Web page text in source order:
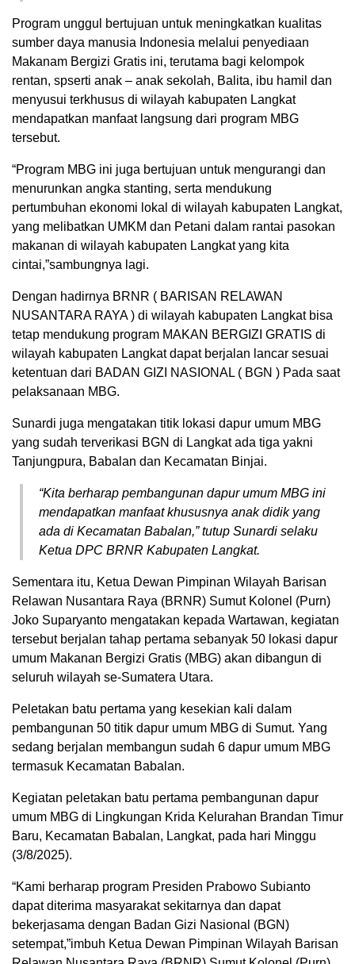
Program unggul bertujuan untuk meningkatkan kualitas
sumber daya manusia Indonesia melalui penyediaan
Makanam Bergizi Gratis ini, terutama bagi kelompok
rentan, spserti anak – anak sekolah, Balita, ibu hamil dan
menyusui terkhusus di wilayah kabupaten Langkat
mendapatkan manfaat langsung dari program MBG
tersebut.
“Program MBG ini juga bertujuan untuk mengurangi dan
menurunkan angka stanting, serta mendukung
pertumbuhan ekonomi lokal di wilayah kabupaten Langkat,
yang melibatkan UMKM dan Petani dalam rantai pasokan
makanan di wilayah kabupaten Langkat yang kita
cintai,”sambungnya lagi.
Dengan hadirnya BRNR ( BARISAN RELAWAN
NUSANTARA RAYA ) di wilayah kabupaten Langkat bisa
tetap mendukung program MAKAN BERGIZI GRATIS di
wilayah kabupaten Langkat dapat berjalan lancar sesuai
ketentuan dari BADAN GIZI NASIONAL ( BGN ) Pada saat
pelaksanaan MBG.
Sunardi juga mengatakan titik lokasi dapur umum MBG
yang sudah terverikasi BGN di Langkat ada tiga yakni
Tanjungpura, Babalan dan Kecamatan Binjai.
“Kita berharap pembangunan dapur umum MBG ini
mendapatkan manfaat khususnya anak didik yang
ada di Kecamatan Babalan,” tutup Sunardi selaku
Ketua DPC BRNR Kabupaten Langkat.
Sementara itu, Ketua Dewan Pimpinan Wilayah Barisan
Relawan Nusantara Raya (BRNR) Sumut Kolonel (Purn)
Joko Suparyanto mengatakan kepada Wartawan, kegiatan
tersebut berjalan tahap pertama sebanyak 50 lokasi dapur
umum Makanan Bergizi Gratis (MBG) akan dibangun di
seluruh wilayah se-Sumatera Utara.
Peletakan batu pertama yang kesekian kali dalam
pembangunan 50 titik dapur umum MBG di Sumut. Yang
sedang berjalan membangun sudah 6 dapur umum MBG
termasuk Kecamatan Babalan.
Kegiatan peletakan batu pertama pembangunan dapur
umum MBG di Lingkungan Krida Kelurahan Brandan Timur
Baru, Kecamatan Babalan, Langkat, pada hari Minggu
(3/8/2025).
“Kami berharap program Presiden Prabowo Subianto
dapat diterima masyarakat sekitarnya dan dapat
bekerjasama dengan Badan Gizi Nasional (BGN)
setempat,”imbuh Ketua Dewan Pimpinan Wilayah Barisan